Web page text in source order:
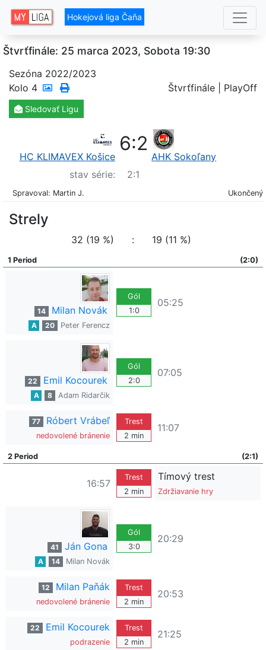
Hokejová liga Čaňa
Štvrťfinále: 25 marca 2023, Sobota 19:30
Sezóna 2022/2023
Kolo 4 Štvrťfinále | PlayOff
Sledovať Ligu
HC KLIMAVEX Košice
6:2
AHK Sokoľany
stav série:
2:1
Spravoval: Martin J. Ukončený
Strely
32 (19 %) : 19 (11 %)
1 Period (2:0)
14 Milan Novák
A 20 Peter Ferencz
Gól
1:0
05:25
22 Emil Kocourek
A 8 Adam Ridarčik
Gól
2:0
07:05
77 Róbert Vrábeľ
nedovolené bránenie
Trest
2 min
11:07
2 Period (2:1)
16:57
Trest
2 min
Tímový trest
Zdržiavanie hry
41 Ján Gona
A 14 Milan Novák
Gól
3:0
20:29
12 Milan Paňák
nedovolené bránenie
Trest
2 min
20:53
22 Emil Kocourek
podrazenie
Trest
2 min
21:25